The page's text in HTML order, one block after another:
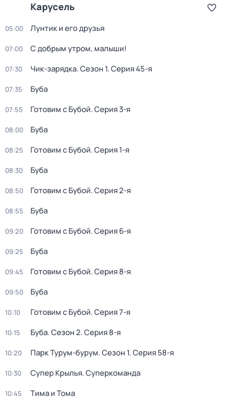
Карусель
05:00 Лунтик и его друзья
07:00 С добрым утром, малыши!
07:30 Чик-зарядка. Сезон 1. Серия 45-я
07:35 Буба
07:55 Готовим с Бубой. Серия 3-я
08:00 Буба
08:25 Готовим с Бубой. Серия 1-я
08:30 Буба
08:50 Готовим с Бубой. Серия 2-я
08:55 Буба
09:20 Готовим с Бубой. Серия 6-я
09:25 Буба
09:45 Готовим с Бубой. Серия 8-я
09:50 Буба
10:10 Готовим с Бубой. Серия 7-я
10:15 Буба. Сезон 2. Серия 8-я
10:20 Парк Турум-бурум. Сезон 1. Серия 58-я
10:30 Супер Крылья. Суперкоманда
10:45 Тима и Тома